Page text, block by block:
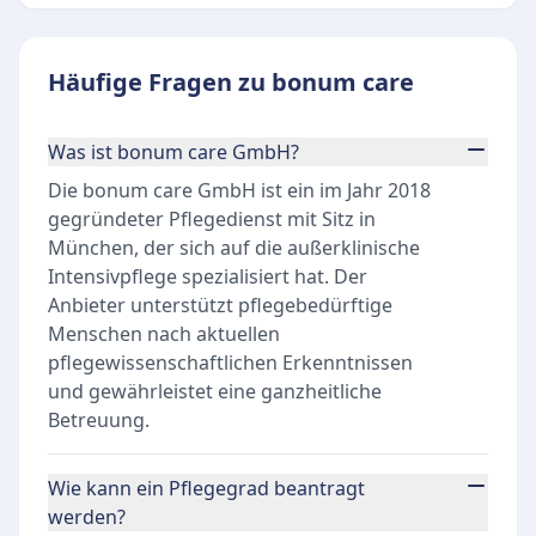
Häufige Fragen zu bonum care
Was ist bonum care GmbH?
Die bonum care GmbH ist ein im Jahr 2018
gegründeter Pflegedienst mit Sitz in
München, der sich auf die außerklinische
Intensivpflege spezialisiert hat. Der
Anbieter unterstützt pflegebedürftige
Menschen nach aktuellen
pflegewissenschaftlichen Erkenntnissen
und gewährleistet eine ganzheitliche
Betreuung.
Wie kann ein Pflegegrad beantragt
werden?